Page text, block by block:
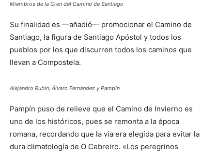
Miembros de la Oren del Camino de Santiago
Su finalidad es —añadió— promocionar el Camino de
Santiago, la figura de Santiago Apóstol y todos los
pueblos por los que discurren todos los caminos que
llevan a Compostela.
Alejandro Rubín, Álvaro Fernández y Pampín
Pampín puso de relieve que el Camino de Invierno es
uno de los históricos, pues se remonta a la época
romana, recordando que la vía era elegida para evitar la
dura climatología de O Cebreiro. «Los peregrinos